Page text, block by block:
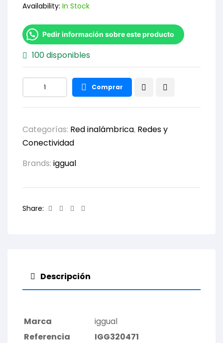
Availability: In Stock
Pedir información sobre este producto
100 disponibles
Comprar
Categorías: Red inalámbrica, Redes y
Conectividad
Brands: iggual
Share: Facebook
TwitterLinkedin
Descripción
Marca
iggual
Referencia
IGG320471